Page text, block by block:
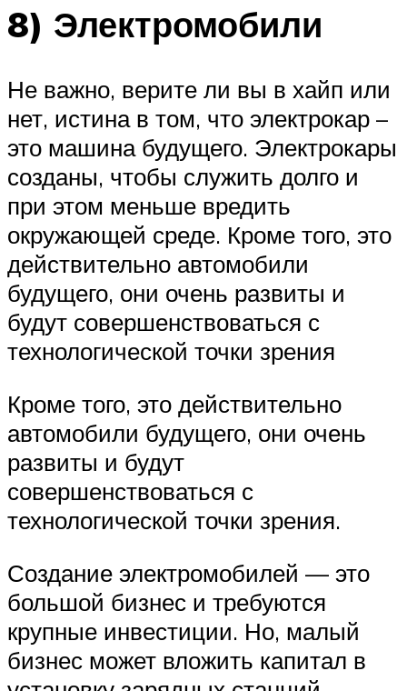
8) Электромобили
Не важно, верите ли вы в хайп или
нет, истина в том, что электрокар –
это машина будущего. Электрокары
созданы, чтобы служить долго и
при этом меньше вредить
окружающей среде. Кроме того, это
действительно автомобили
будущего, они очень развиты и
будут совершенствоваться с
технологической точки зрения
Кроме того, это действительно
автомобили будущего, они очень
развиты и будут
совершенствоваться с
технологической точки зрения.
Создание электромобилей — это
большой бизнес и требуются
крупные инвестиции. Но, малый
бизнес может вложить капитал в